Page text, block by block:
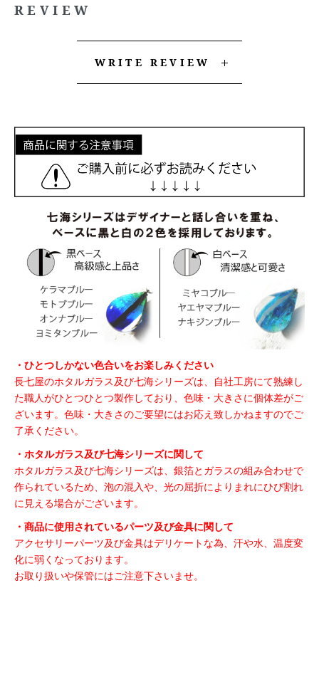
REVIEW
WRITE REVIEW
・ひとつしかない色合いをお楽しみください
長七屋のホタルガラス及び七海シリーズは、自社工房にて熟練し
た職人がひとつひとつ製作しており、色味・大きさに個体差がご
ざいます。色味・大きさのご要望にはお応え致しかねますのでご
了承ください。
・ホタルガラス及び七海シリーズに関して
ホタルガラス及び七海シリーズは、銀箔とガラスの組み合わせで
作られているため、泡の混入や、光の屈折によりまれにひび割れ
に見える場合がございます。
・商品に使用されているパーツ及び金具に関して
アクセサリーパーツ及び金具はデリケートな為、汗や水、温度変
化に弱くなっております。
お取り扱いや保管にはご注意下さいませ。